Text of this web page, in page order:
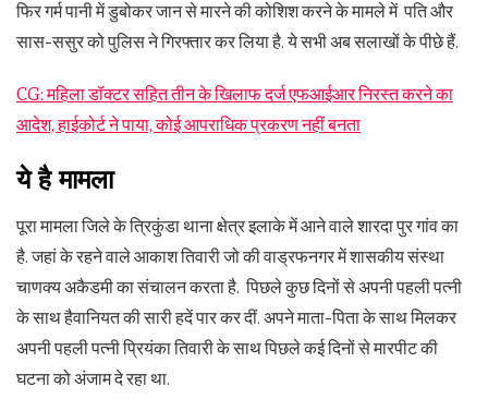
फिर गर्म पानी में डुबोकर जान से मारने की कोशिश करने के मामले में पति और
सास-ससुर को पुलिस ने गिरफ्तार कर लिया है. ये सभी अब सलाखों के पीछे हैं.
CG: महिला डॉक्टर सहित तीन के खिलाफ दर्ज एफआईआर निरस्त करने का
आदेश, हाईकोर्ट ने पाया, कोई आपराधिक प्रकरण नहीं बनता
ये है मामला
पूरा मामला जिले के त्रिकुंडा थाना क्षेत्र इलाके में आने वाले शारदा पुर गांव का
है. जहां के रहने वाले आकाश तिवारी जो की वाड्रफनगर में शासकीय संस्था
चाणक्य अकैडमी का संचालन करता है. पिछले कुछ दिनों से अपनी पहली पत्नी
के साथ हैवानियत की सारी हदें पार कर दीं. अपने माता-पिता के साथ मिलकर
अपनी पहली पत्नी प्रियंका तिवारी के साथ पिछले कई दिनों से मारपीट की
घटना को अंजाम दे रहा था.